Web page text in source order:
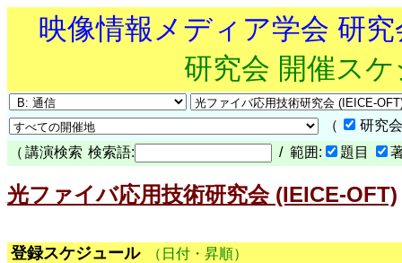
映像情報メディア学会 研
研究会 開催ス
（
研究
（ 講演検索 検索語: / 範囲: 題目
光ファイバ応用技術研究会 (IEICE-OFT)
登録スケジュール
（日付・昇順）